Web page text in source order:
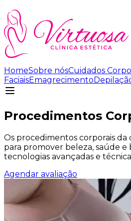
HomeSobre nósCuidados
FaciaisEmagrecimento
Procedimentos
Os procedimentos corporais da
para promover beleza, saúde
tecnologias avançadas e
Agendar avaliação